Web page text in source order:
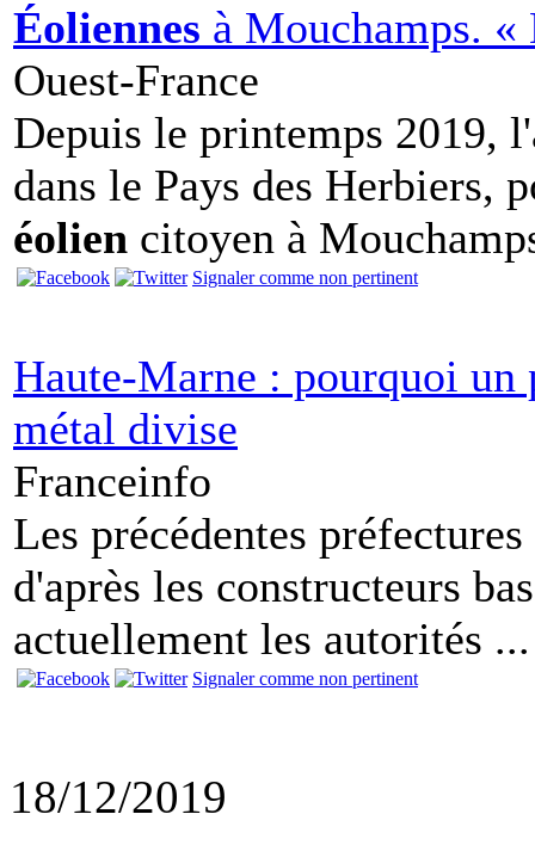
Éoliennes à Mouchamps.
Ouest-France
Depuis le printemps 2019,
dans le Pays des Herbiers,
éolien citoyen à
Signaler comme non pertinent
Haute-Marne : pourquoi un
métal divise
Franceinfo
Les précédentes
d'après les constructeurs
actuellement les autorités ...
Signaler comme non pertinent
18/12/2019